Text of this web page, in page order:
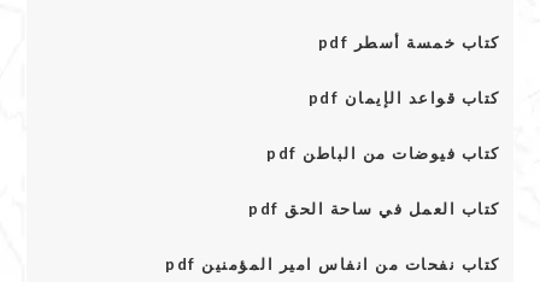
كتاب خمسة أسطر pdf
كتاب قواعد الإيمان pdf
كتاب فيوضات من الباطن pdf
كتاب العمل في ساحة الحق pdf
كتاب نفحات من انفاس امير المؤمنين pdf